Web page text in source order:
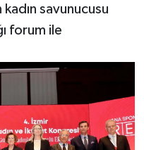
savunucusu
forum ile